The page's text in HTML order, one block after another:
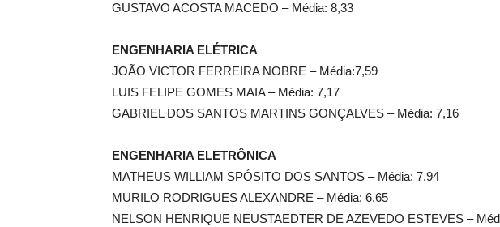
GUSTAVO ACOSTA MACEDO – Média: 8,33
ENGENHARIA ELÉTRICA
JOÃO VICTOR FERREIRA NOBRE – Média:7,59
LUIS FELIPE GOMES MAIA – Média: 7,17
GABRIEL DOS SANTOS MARTINS GONÇALVES – Média: 7,16
ENGENHARIA ELETRÔNICA
MATHEUS WILLIAM SPÓSITO DOS SANTOS – Média: 7,94
MURILO RODRIGUES ALEXANDRE – Média: 6,65
NELSON HENRIQUE NEUSTAEDTER DE AZEVEDO ESTEVES –